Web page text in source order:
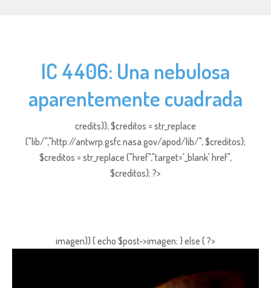
IC 4406: Una nebulosa
aparentemente cuadrada
credits)); $creditos = str_replace
("lib/","http://antwrp.gsfc.nasa.gov/apod/lib/", $creditos);
$creditos = str_replace ("href","target='_blank' href",
$creditos); ?>
imagen)) { echo $post->imagen; } else { ?>